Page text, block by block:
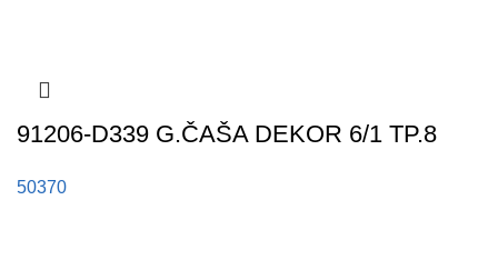
91206-D339 G.ČAŠA DEKOR 6/1 TP.8
50370